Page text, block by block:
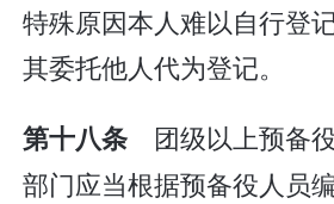
特殊原因本人难以自行登
其委托他人代为登记。
第十八条 团级以上预备
部门应当根据预备役人员